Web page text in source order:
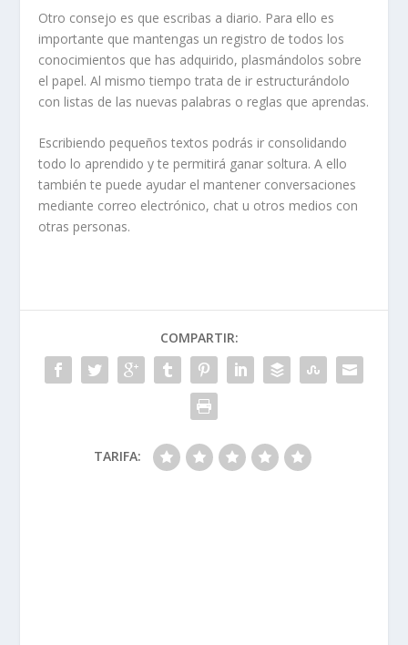
Otro consejo es que escribas a diario. Para ello es
importante que mantengas un registro de todos los
conocimientos que has adquirido, plasmándolos sobre
el papel. Al mismo tiempo trata de ir estructurándolo
con listas de las nuevas palabras o reglas que aprendas.
Escribiendo pequeños textos podrás ir consolidando
todo lo aprendido y te permitirá ganar soltura. A ello
también te puede ayudar el mantener conversaciones
mediante correo electrónico, chat u otros medios con
otras personas.
COMPARTIR:
TARIFA: